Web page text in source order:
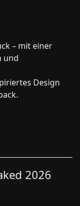
– mit einer
und
Design
2026